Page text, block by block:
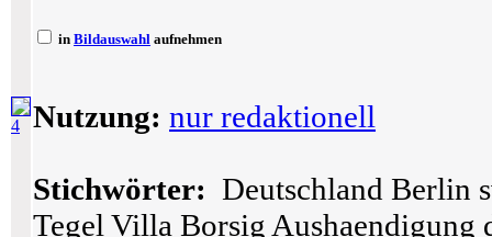
4
in Bildauswahl aufnehmen
Nutzung: nur redaktionell
Stichwörter: Deutschland Berlin
Tegel Villa Borsig Aushaendigung